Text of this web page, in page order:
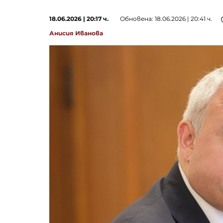
18.06.2026 | 20:17 ч.
Обновена: 18.06.2026 | 20:41 ч.
Анисия Иванова